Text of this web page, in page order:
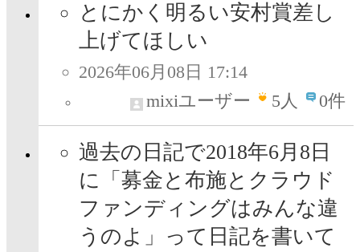
とにかく明るい安村賞差し
上げてほしい
2026年06月08日 17:14
mixiユーザー
5人 0件
過去の日記で2018年6月8日
に「募金と布施とクラウド
ファンディングはみんな違
うのよ」って日記を書いて